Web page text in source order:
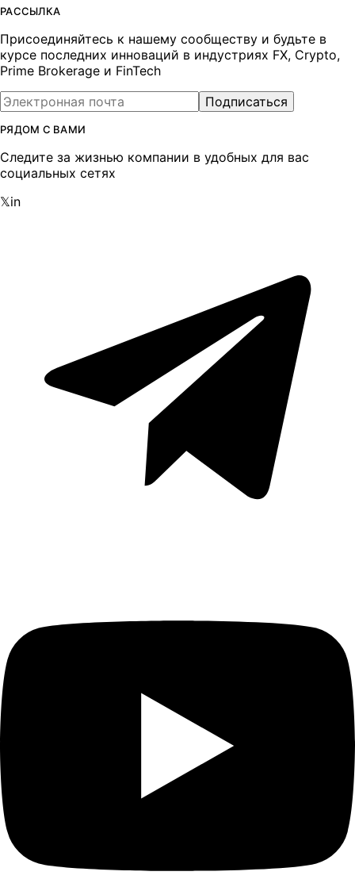
РАССЫЛКА
Присоединяйтесь к нашему сообществу и будьте в
курсе последних инноваций в индустриях FX, Crypto,
Prime Brokerage и FinTech
Подписаться
РЯДОМ С ВАМИ
Следите за жизнью компании в удобных для вас
социальных сетях
𝕏in